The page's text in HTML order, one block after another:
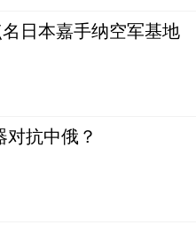
日本嘉手纳空军基地
对抗中俄？